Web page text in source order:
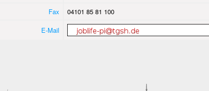
Fax
04101 85 81 100
E-Mail